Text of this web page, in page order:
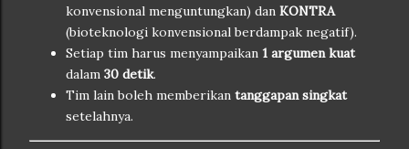
konvensional menguntungkan) dan KONTRA
(bioteknologi konvensional berdampak negatif).
Setiap tim harus menyampaikan 1 argumen kuat
dalam 30 detik.
Tim lain boleh memberikan tanggapan singkat
setelahnya.